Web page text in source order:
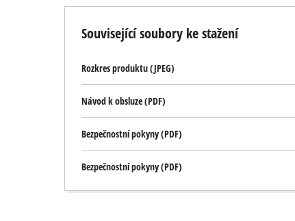
Související soubory ke stažení
Rozkres produktu (JPEG)
Návod k obsluze (PDF)
Bezpečnostní pokyny (PDF)
Bezpečnostní pokyny (PDF)